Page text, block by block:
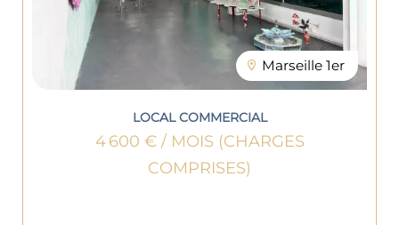
Marseille 1er
LOCAL COMMERCIAL
4 600 € / MOIS (CHARGES
COMPRISES)